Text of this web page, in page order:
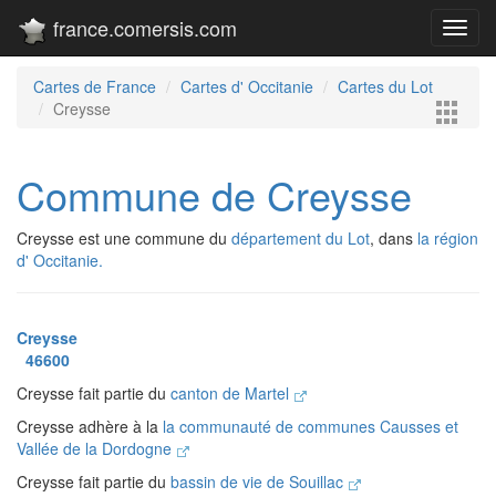
france.comersis.com
Cartes de France Cartes d' Occitanie
Cartes du Lot
Creysse
Commune de Creysse
Creysse est une commune du département du Lot, dans la région
d' Occitanie.
Creysse
46600
Creysse fait partie du canton de Martel
Creysse adhère à la la communauté de communes Causses et
Vallée de la Dordogne
Creysse fait partie du bassin de vie de Souillac